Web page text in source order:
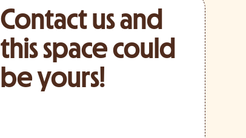
Contact us and
this space could
be yours!